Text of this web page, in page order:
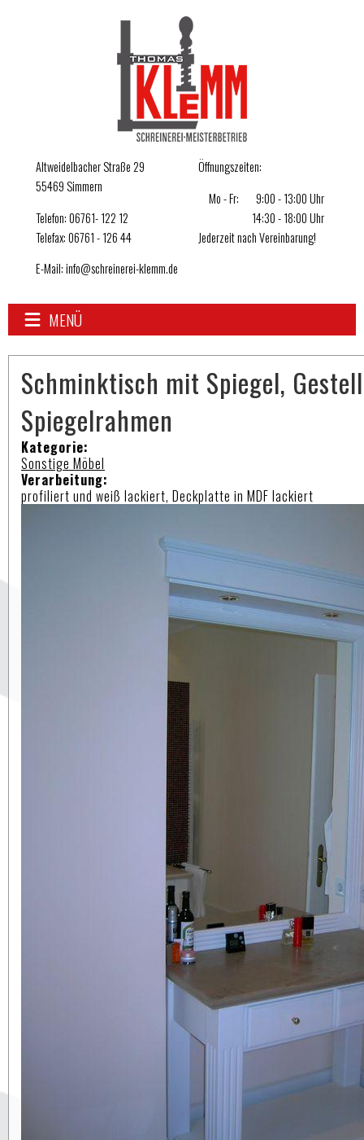
Altweidelbacher Straße 29
55469 Simmern
Telefon: 06761- 122 12
Telefax: 06761 - 126 44
E-Mail:info@schreinerei-klemm.de
Öffnungszeiten:
Mo - Fr:
9:00 - 13:00 Uhr
14:30 - 18:00 Uhr
Jederzeit nach Vereinbarung!
MENÜ
Schminktisch mit Spiegel,
Spiegelrahmen
Kategorie:
Sonstige Möbel
Verarbeitung:
profiliert und weiß lackiert, Deckplatte in MDF lackiert